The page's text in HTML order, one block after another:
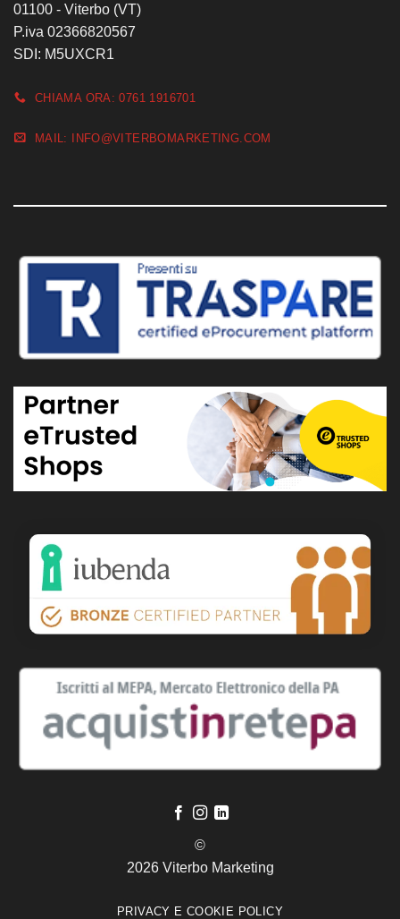
01100 - Viterbo (VT)
P.iva 02366820567
SDI: M5UXCR1
CHIAMA ORA: 0761 1916701
MAIL: INFO@VITERBOMARKETING.COM
©
2026 Viterbo Marketing
PRIVACY E COOKIE POLICY